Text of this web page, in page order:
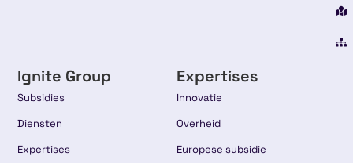
Ignite Group
Subsidies
Diensten
Expertises
Expertises
Innovatie
Overheid
Europese subsidie